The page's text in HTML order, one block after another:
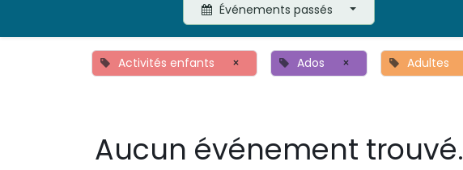
Événements passés
Activités enfants × Ados × Adultes
Aucun événement trouvé.